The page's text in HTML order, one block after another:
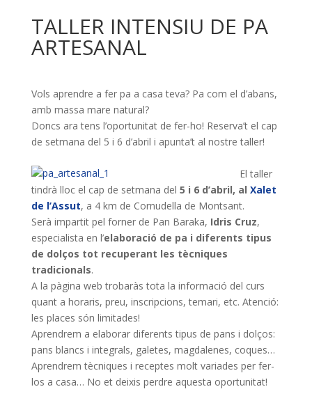
TALLER INTENSIU DE PA
ARTESANAL
Vols aprendre a fer pa a casa teva? Pa com el d’abans,
amb massa mare natural?
Doncs ara tens l’oportunitat de fer-ho! Reserva’t el cap
de setmana del 5 i 6 d’abril i apunta’t al nostre taller!
El taller
tindrà lloc el cap de setmana del 5 i 6 d’abril, al Xalet
de l’Assut, a 4 km de Cornudella de Montsant.
Serà impartit pel forner de Pan Baraka, Idris Cruz,
especialista en l’elaboració de pa i diferents tipus
de dolços tot recuperant les tècniques
tradicionals.
A la pàgina webtrobaràs tota la informació del curs
quant a horaris, preu, inscripcions, temari, etc. Atenció:
les places són limitades!
Aprendrem a elaborar diferents tipus de pans i dolços:
pans blancs i integrals, galetes, magdalenes, coques…
Aprendrem tècniques i receptes molt variades per fer-
los a casa… No et deixis perdre aquesta oportunitat!